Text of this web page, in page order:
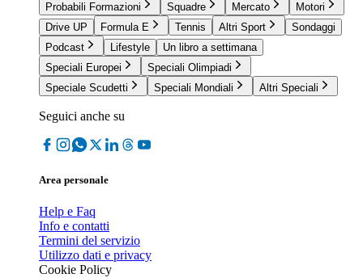
Probabili Formazioni
Squadre Mercato
Motori
Drive UP
Formula E Tennis Altri Sport
Sondaggi
Podcast
Lifestyle
Un libro a settimana
Speciali Europei
Speciali Olimpiadi
Speciale Scudetti
Speciali Mondiali Altri Speciali
Seguici anche su
Area personale
Help e Faq
Info e contatti
Termini del servizio
Utilizzo dati e privacy
Cookie Policy